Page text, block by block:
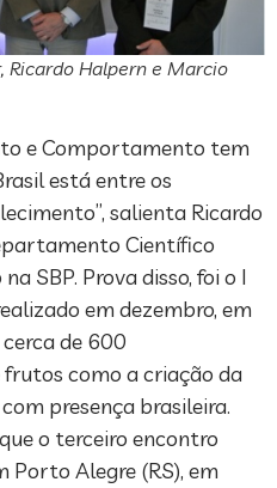
Ricardo Halpern e Marcio
e Comportamento tem
está entre os
salienta Ricardo
Científico
SBP. Prova disso, foi o I
em dezembro, em
de 600
como a criação da
presença brasileira.
o terceiro encontro
Porto Alegre (RS), em